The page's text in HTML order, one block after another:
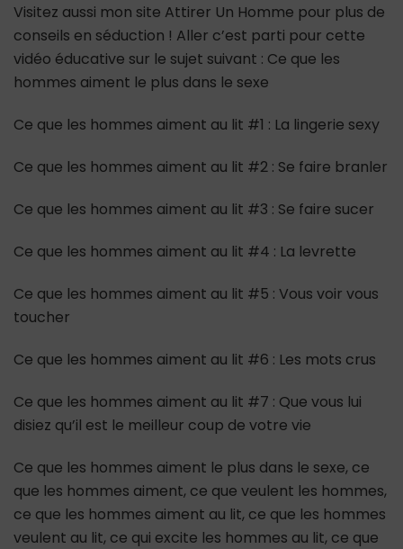
Visitez aussi mon site Attirer Un Homme pour plus de
conseils en séduction ! Aller c’est parti pour cette
vidéo éducative sur le sujet suivant : Ce que les
hommes aiment le plus dans le sexe
Ce que les hommes aiment au lit #1 : La lingerie sexy
Ce que les hommes aiment au lit #2 : Se faire branler
Ce que les hommes aiment au lit #3 : Se faire sucer
Ce que les hommes aiment au lit #4 : La levrette
Ce que les hommes aiment au lit #5 : Vous voir vous
toucher
Ce que les hommes aiment au lit #6 : Les mots crus
Ce que les hommes aiment au lit #7 : Que vous lui
disiez qu’il est le meilleur coup de votre vie
Ce que les hommes aiment le plus dans le sexe, ce
que les hommes aiment, ce que veulent les hommes,
ce que les hommes aiment au lit, ce que les hommes
veulent au lit, ce qui excite les hommes au lit, ce que